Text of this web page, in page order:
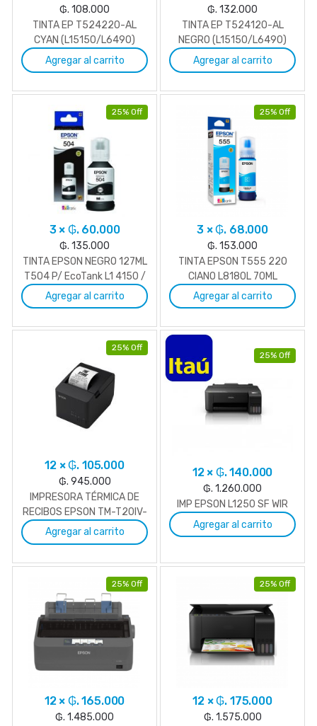
₲. 108.000
TINTA EP T524220-AL
CYAN (L15150/L6490)
Agregar al carrito
₲. 132.000
TINTA EP T524120-AL
NEGRO (L15150/L6490)
Agregar al carrito
25% Off
3 × ₲. 60.000
₲. 135.000
TINTA EPSON NEGRO 127ML
T504 P/ EcoTank L1 4150 /
L4260
Agregar al carrito
25% Off
3 × ₲. 68.000
₲. 153.000
TINTA EPSON T555 220
CIANO L8180L 70ML
Agregar al carrito
25% Off
12 × ₲. 105.000
₲. 945.000
IMPRESORA TÉRMICA DE
RECIBOS EPSON TM-T20IV-
L
Agregar al carrito
25% Off
12 × ₲. 140.000
₲. 1.260.000
IMP EPSON L1250 SF WIR
Agregar al carrito
25% Off
12 × ₲. 165.000
₲. 1.485.000
25% Off
12 × ₲. 175.000
₲. 1.575.000